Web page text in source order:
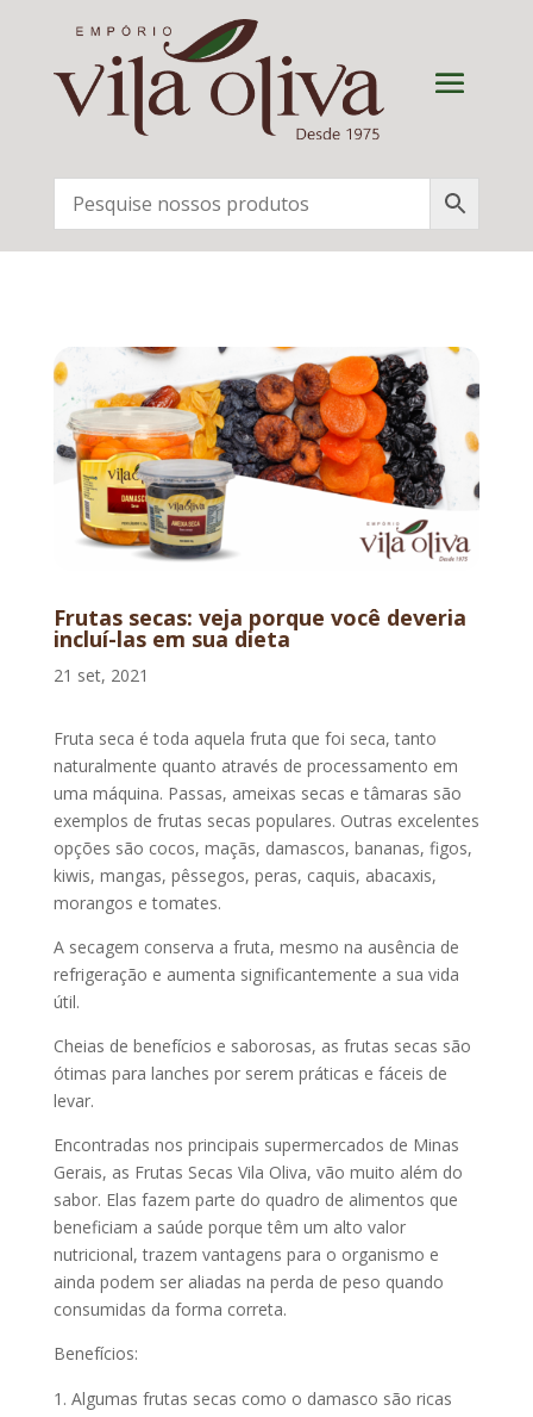
Frutas secas: veja porque você deveria
incluí-las em sua dieta
21 set, 2021
Fruta seca é toda aquela fruta que foi seca, tanto
naturalmente quanto através de processamento em
uma máquina. Passas, ameixas secas e tâmaras são
exemplos de frutas secas populares. Outras excelentes
opções são cocos, maçãs, damascos, bananas, figos,
kiwis, mangas, pêssegos, peras, caquis, abacaxis,
morangos e tomates.
A secagem conserva a fruta, mesmo na ausência de
refrigeração e aumenta significantemente a sua vida
útil.
Cheias de benefícios e saborosas, as frutas secas são
ótimas para lanches por serem práticas e fáceis de
levar.
Encontradas nos principais supermercados de Minas
Gerais, as Frutas Secas Vila Oliva, vão muito além do
sabor. Elas fazem parte do quadro de alimentos que
beneficiam a saúde porque têm um alto valor
nutricional, trazem vantagens para o organismo e
ainda podem ser aliadas na perda de peso quando
consumidas da forma correta.
Benefícios:
Algumas frutas secas como o damasco são ricas